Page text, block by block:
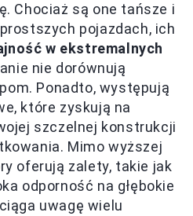
Chociaż są one tańsze i
pojazdach, ich
w ekstremalnych
nie dorównują
Ponadto, występują
które zyskują na
szczelnej konstrukcji
Mimo wyższej
oferują zalety, takie jak
odporność na głębokie
uwagę wielu